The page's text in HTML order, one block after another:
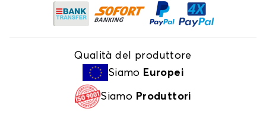
Qualità del produttore
Siamo Europei
Siamo Produttori